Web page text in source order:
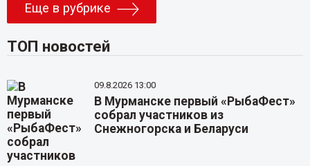
Еще в рубрике
ТОП новостей
09.8.2026 13:00
В Мурманске первый «РыбаФест»
собрал участников из
Снежногорска и Беларуси